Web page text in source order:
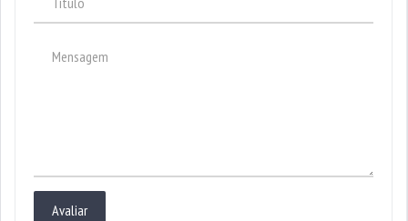
Avaliar